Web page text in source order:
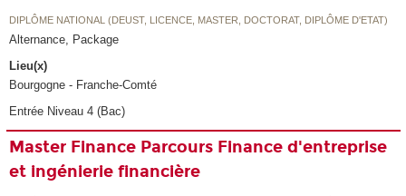
DIPLÔME NATIONAL (DEUST, LICENCE, MASTER, DOCTORAT, DIPLÔME D'ETAT)
Alternance, Package
Lieu(x)
Bourgogne - Franche-Comté
Entrée Niveau 4 (Bac)
Master Finance Parcours Finance d'entreprise
et ingénierie financière